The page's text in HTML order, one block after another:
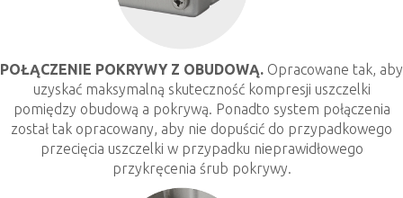
POŁĄCZENIE POKRYWY Z OBUDOWĄ. Opracowane tak, aby
uzyskać maksymalną skuteczność kompresji uszczelki
pomiędzy obudową a pokrywą. Ponadto system połączenia
został tak opracowany, aby nie dopuścić do przypadkowego
przecięcia uszczelki w przypadku nieprawidłowego
przykręcenia śrub pokrywy.